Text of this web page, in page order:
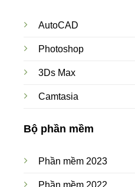
AutoCAD
Photoshop
3Ds Max
Camtasia
Bộ phần mềm
Phần mềm 2023
Phần mềm 2022